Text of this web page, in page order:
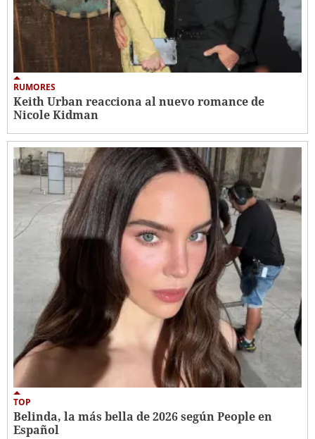
RUMORES
Keith Urban reacciona al nuevo romance de
Nicole Kidman
TOP
Belinda, la más bella de 2026 según People en
Español